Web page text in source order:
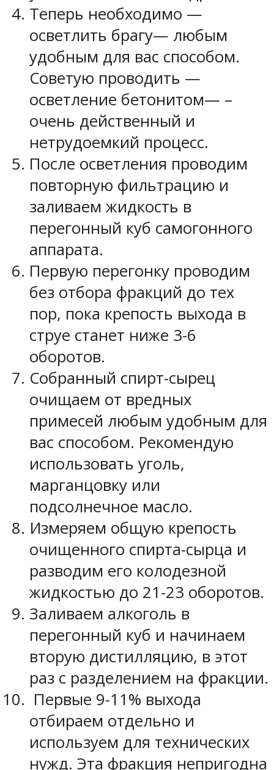
Теперь необходимо —
осветлить брагу— любым
удобным для вас способом.
Советую проводить —
осветление бетонитом— –
очень действенный и
нетрудоемкий процесс.
После осветления проводим
повторную фильтрацию и
заливаем жидкость в
перегонный куб самогонного
аппарата.
Первую перегонку проводим
без отбора фракций до тех
пор, пока крепость выхода в
струе станет ниже 3-6
оборотов.
Собранный спирт-сырец
очищаем от вредных
примесей любым удобным для
вас способом. Рекомендую
использовать уголь,
марганцовку или
подсолнечное масло.
Измеряем общую крепость
очищенного спирта-сырца и
разводим его колодезной
жидкостью до 21-23 оборотов.
Заливаем алкоголь в
перегонный куб и начинаем
вторую дистилляцию, в этот
раз с разделением на фракции.
Первые 9-11% выхода
отбираем отдельно и
используем для технических
нужд. Эта фракция непригодна